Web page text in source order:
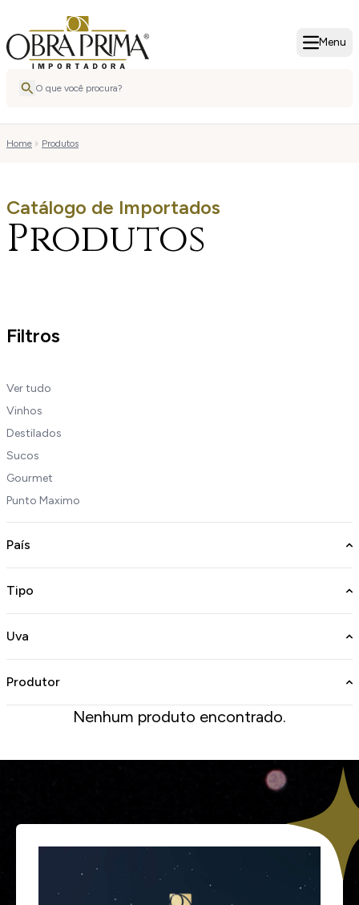
Menu
Home Produtos
Catálogo de Importados
Produtos
Filtros
Ver tudo
Vinhos
Destilados
Sucos
Gourmet
Punto Maximo
País
Tipo
Uva
Produtor
Nenhum produto encontrado.